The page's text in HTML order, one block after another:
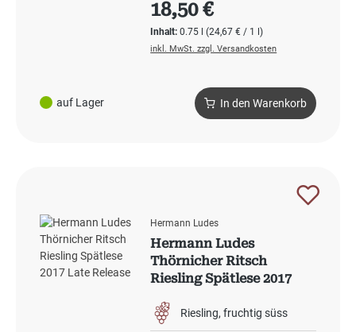
auf Lager
Inhalt:0.75 l(24,67 € / 1 l)
18,50 €
inkl. MwSt. zzgl. Versandkosten
In den Warenkorb
Hermann Ludes
Hermann Ludes
Thörnicher Ritsch
Riesling Spätlese 2017
Riesling fruchtig süss